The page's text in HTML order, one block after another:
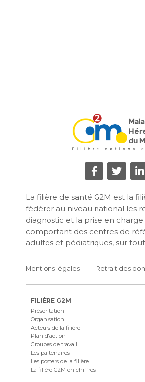
La filière de santé G2M est la
fédérer au niveau national les
diagnostic et la prise en
comportant des centres de
adultes et pédiatriques, sur
Mentions légales Retrait des
FILIÈRE G2M
Présentation
Organisation
Acteurs de la filière
Plan d'action
Groupes de travail
Les partenaires
Les posters de la filière
La filière G2M en chiffres